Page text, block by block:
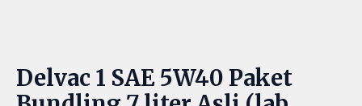
Delvac 1 SAE 5W40 Paket